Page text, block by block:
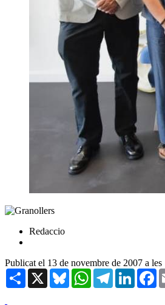
Redaccio
Publicat el 13 de novembre de 2007 a les
Share X BlueskyWhatsAppTelegram